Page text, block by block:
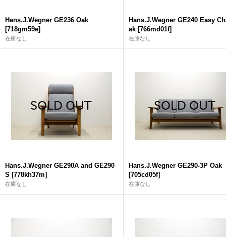
Hans.J.Wegner GE236 Oak
[718gm59e]
在庫なし
Hans.J.Wegner GE240 Easy
ak [766md01f]
在庫なし
Hans.J.Wegner GE290A and GE290
S [778kh37m]
在庫なし
Hans.J.Wegner GE290-3P Oak
[705cd05f]
在庫なし